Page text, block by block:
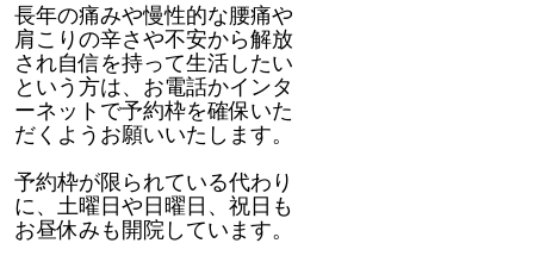
長年の痛みや慢性的な腰痛や
肩こりの辛さや不安から解放
され自信を持って生活したい
という方は、お電話かインタ
ーネットで予約枠を確保いた
だくようお願いいたします。
予約枠が限られている代わり
に、土曜日や日曜日、祝日も
お昼休みも開院しています。